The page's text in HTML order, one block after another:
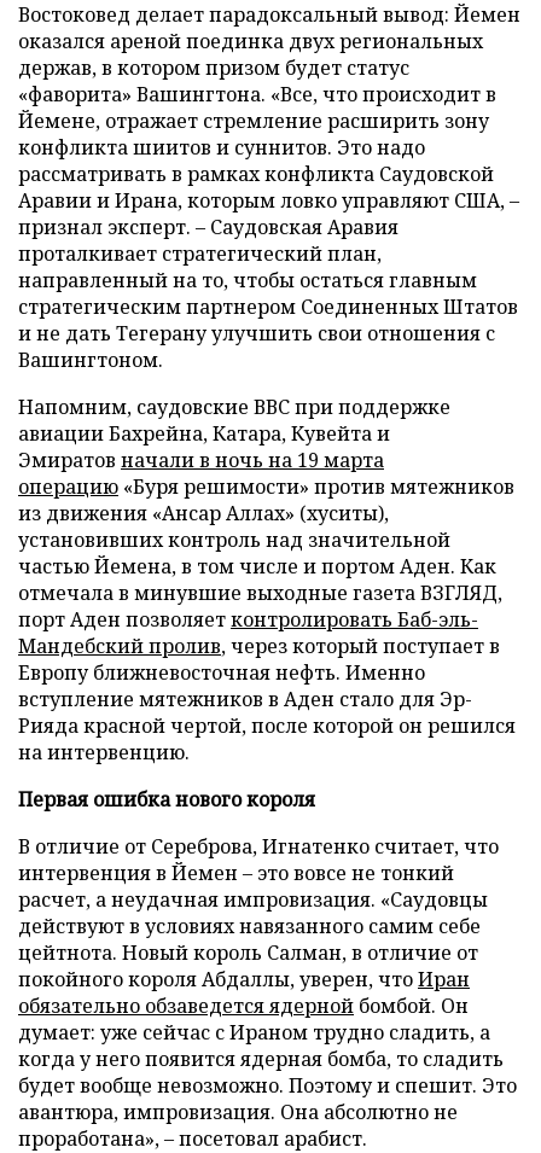
Востоковед делает парадоксальный вывод: Йемен
оказался ареной поединка двух региональных
держав, в котором призом будет статус
«фаворита» Вашингтона. «Все, что происходит в
Йемене, отражает стремление расширить зону
конфликта шиитов и суннитов. Это надо
рассматривать в рамках конфликта Саудовской
Аравии и Ирана, которым ловко управляют США, –
признал эксперт. – Саудовская Аравия
проталкивает стратегический план,
направленный на то, чтобы остаться главным
стратегическим партнером Соединенных Штатов
и не дать Тегерану улучшить свои отношения с
Вашингтоном.
Напомним, саудовские ВВС при поддержке
авиации Бахрейна, Катара, Кувейта и
Эмиратов начали в ночь на 19 марта
операцию «Буря решимости» против мятежников
из движения «Ансар Аллах» (хуситы),
установивших контроль над значительной
частью Йемена, в том числе и портом Аден. Как
отмечала в минувшие выходные газета ВЗГЛЯД,
порт Аден позволяетконтролировать Баб-эль-
Мандебский пролив, через который поступает в
Европу ближневосточная нефть. Именно
вступление мятежников в Аден стало для Эр-
Рияда красной чертой, после которой он решился
на интервенцию.
Первая ошибка нового короля
В отличие от Сереброва, Игнатенко считает, что
интервенция в Йемен – это вовсе не тонкий
расчет, а неудачная импровизация. «Саудовцы
действуют в условиях навязанного самим себе
цейтнота. Новый король Салман, в отличие от
покойного короля Абдаллы, уверен, чтоИран
обязательно обзаведется ядерной бомбой. Он
думает: уже сейчас с Ираном трудно сладить, а
когда у него появится ядерная бомба, то сладить
будет вообще невозможно. Поэтому и спешит. Это
авантюра, импровизация. Она абсолютно не
проработана», – посетовал арабист.